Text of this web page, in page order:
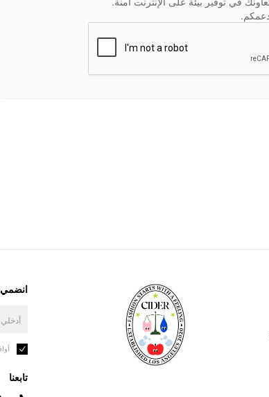
انضمي
تابعنا